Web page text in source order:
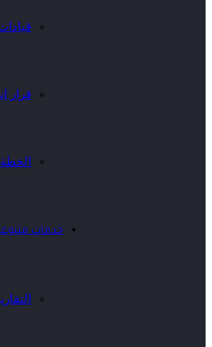
قرار
الخطة
خدمات